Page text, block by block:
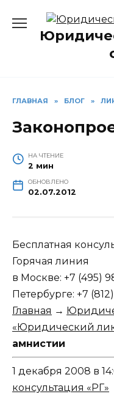
содержанию
ГЛАВНАЯ » БЛОГ »
НА ЧТЕНИЕ
2 мин
ОБНОВЛЕНО
02.07.2012
Бесплатная
Горячая линия
в Москве: +7 (495)
Петербурге: +7
Главная →
«Юридический
амнистии
1 декабря 2008 в
консультация «РГ»